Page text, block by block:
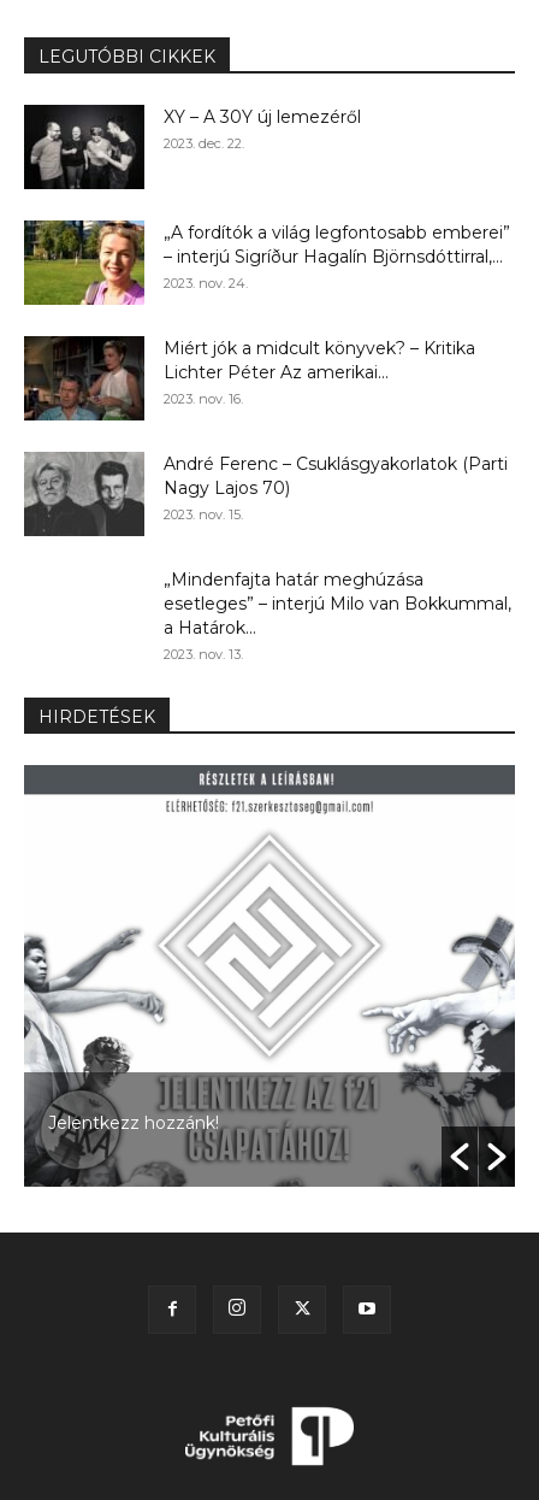
LEGUTÓBBI CIKKEK
XY – A 30Y új lemezéről
2023. dec. 22.
„A fordítók a világ legfontosabb emberei”
– interjú Sigríður Hagalín Björnsdóttirral,...
2023. nov. 24.
Miért jók a midcult könyvek? – Kritika
Lichter Péter Az amerikai...
2023. nov. 16.
André Ferenc – Csuklásgyakorlatok (Parti
Nagy Lajos 70)
2023. nov. 15.
„Mindenfajta határ meghúzása
esetleges” – interjú Milo van Bokkummal,
a Határok...
2023. nov. 13.
HIRDETÉSEK
Jelentkezz hozzánk!